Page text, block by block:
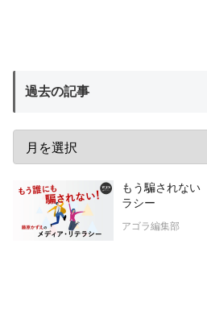
過去の記事
もう騙されな
ラシー
アゴラ編集部